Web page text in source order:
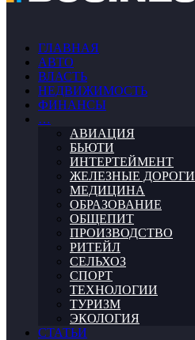
ГЛАВНАЯ
АВТО
ВЛАСТЬ
НЕДВИЖИМОСТЬ
ФИНАНСЫ
…
АВИАЦИЯ
БЬЮТИ
ИНТЕРТЕЙМЕНТ
ЖЕЛЕЗНЫЕ ДОРОГИ
МЕДИЦИНА
ОБРАЗОВАНИЕ
ОБЩЕПИТ
ПРОИЗВОДСТВО
РИТЕЙЛ
СЕЛЬХОЗ
СПОРТ
ТЕХНОЛОГИИ
ТУРИЗМ
ЭКОЛОГИЯ
СТАТЬИ